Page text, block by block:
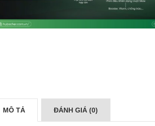
MÔ TẢ ĐÁNH GIÁ (0)